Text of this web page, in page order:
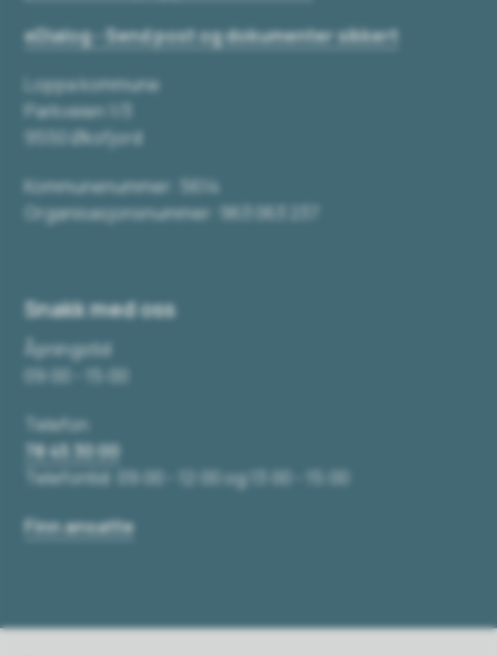
eDialog - Send post og dokumenter sikkert
Loppa kommune
Parkveien 1/3
9550 Øksfjord
Kommunenummer: 5614
Organisasjonsnummer: 963 063 237
Snakk med oss
Åpningstid
09:00 - 15:00
Telefon
78 45 30 00
Telefontid: 09:00 - 12:00 og 13:00 - 15:00
Finn ansatte